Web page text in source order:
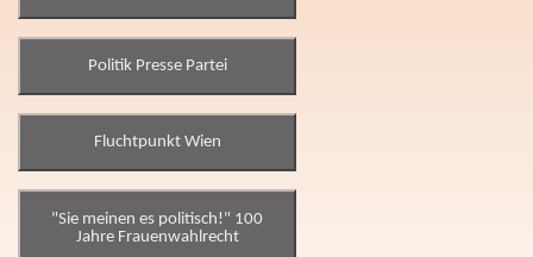
Politik Presse Partei
Fluchtpunkt Wien
"Sie meinen es politisch!" 100
Jahre Frauenwahlrecht